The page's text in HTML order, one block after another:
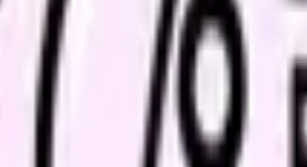
票の条件と応募前に確認したい不